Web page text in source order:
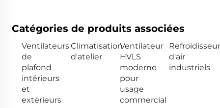
Catégories de produits associées
Ventilateurs
de
plafond
intérieurs
et
extérieurs
Climatisation
d'atelier
Ventilateur
HVLS
moderne
pour
usage
commercial
d'air
industriels